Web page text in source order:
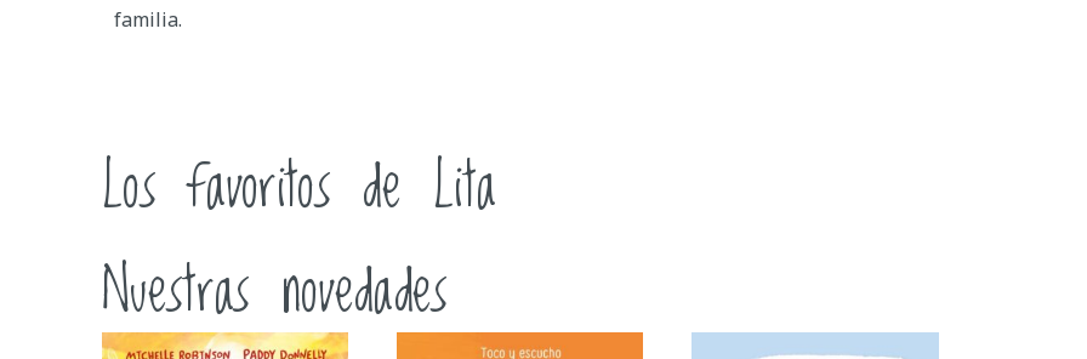
familia.
Los favoritos de Lita
Nuestras novedades